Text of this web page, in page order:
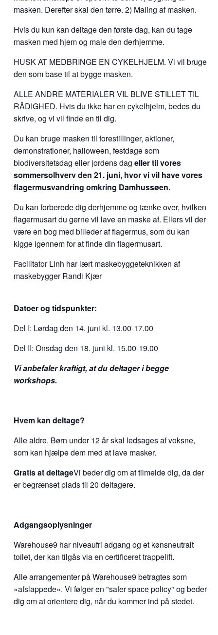
masken. Derefter skal den tørre. 2) Maling af masken.
Hvis du kun kan deltage den første dag, kan du tage
masken med hjem og male den derhjemme.
HUSK AT MEDBRINGE EN CYKELHJELM. Vi vil bruge
den som base til at bygge masken.
ALLE ANDRE MATERIALER VIL BLIVE STILLET TIL
RÅDIGHED. Hvis du ikke har en cykelhjelm, bedes du
skrive, og vi vil finde en til dig.
Du kan bruge masken til forestillinger, aktioner,
demonstrationer, halloween, festdage som
biodiversitetsdag eller jordens dageller til vores
sommersolhverv den 21. juni, hvor vi vil have vores
flagermusvandring omkring Damhussøen.
Du kan forberede dig derhjemme og tænke over, hvilken
flagermusart du gerne vil lave en maske af. Ellers vil der
være en bog med billeder af flagermus, som du kan
kigge igennem for at finde din flagermusart.
Facilitator Linh har lært maskebyggeteknikken af
maskebygger Randi Kjær
Datoer og tidspunkter:
Del I: Lørdag den 14. juni kl. 13.00-17.00
Del II: Onsdag den 18. juni kl. 15.00-19.00
Vi anbefaler kraftigt, at du deltager i begge
workshops.
Hvem kan deltage?
Alle aldre. Børn under 12 år skal ledsages af voksne,
som kan hjælpe dem med at lave masker.
Gratis at deltageVi beder dig om at tilmelde dig, da der
er begrænset plads til 20 deltagere.
Adgangsoplysninger
Warehouse9 har niveaufri adgang og et kønsneutralt
toilet, der kan tilgås via en certificeret trappelift.
Alle arrangementer på Warehouse9 betragtes som
»afslappede«. Vi følger en "safer space policy" og beder
dig om at orientere dig, når du kommer ind på stedet.